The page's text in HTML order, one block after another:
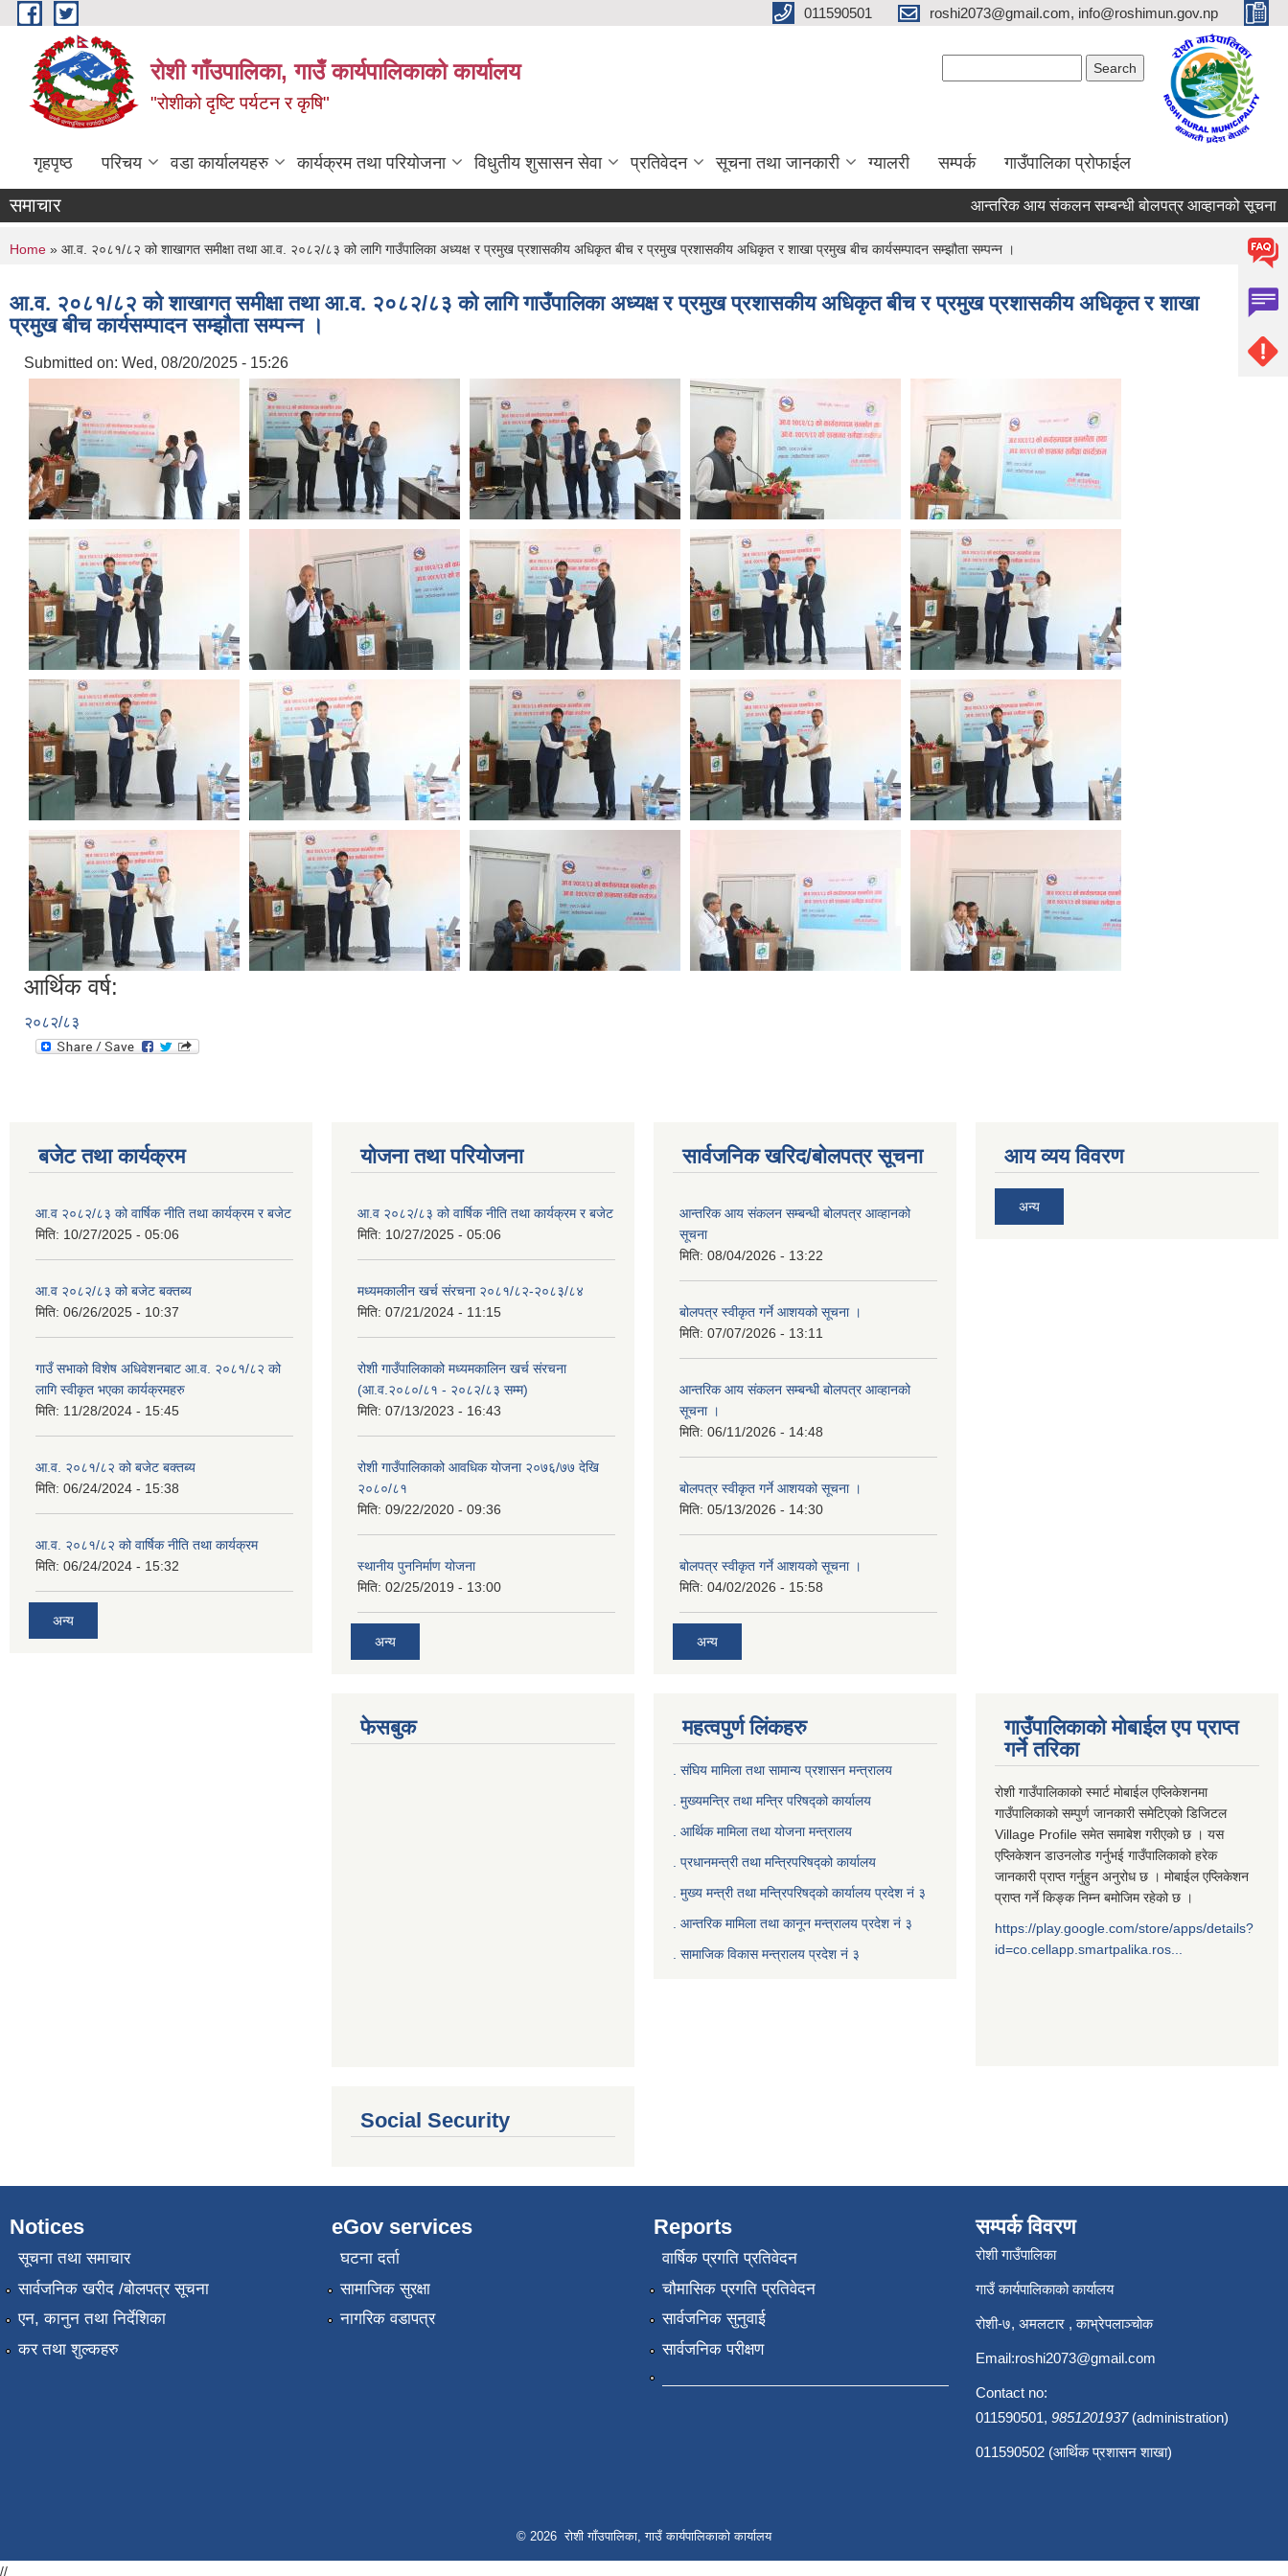
Skip to main content 011590501 roshi2073@gmail.com, info@roshimun.gov.np
रोशी गाँउपालिका, गाउँ कार्यपालिकाको कार्यालय
"रोशीको दृष्टि पर्यटन र कृषि"
गृहपृष्ठ परिचय वडा कार्यालयहरु कार्यक्रम तथा परियोजना विधुतीय शुसासन सेवा प्रतिवेदन सूचना तथा जानकारी ग्यालरी सम्पर्क गाउँपालिका प्रोफाईल
समाचार आन्तरिक आय संकलन सम्बन्धी बोलपत्र आव्हानको सूचना
You are here
Home » आ.व. २०८१/८२ को शाखागत समीक्षा तथा आ.व. २०८२/८३ को लागि गाउँपालिका अध्यक्ष र प्रमुख प्रशासकीय अधिकृत बीच र प्रमुख प्रशासकीय अधिकृत र शाखा प्रमुख बीच कार्यसम्पादन सम्झौता सम्पन्न ।
आ.व. २०८१/८२ को शाखागत समीक्षा तथा आ.व. २०८२/८३ को लागि गाउँपालिका अध्यक्ष र प्रमुख प्रशासकीय अधिकृत बीच र प्रमुख प्रशासकीय अधिकृत र शाखा
प्रमुख बीच कार्यसम्पादन सम्झौता सम्पन्न ।
Submitted on: Wed, 08/20/2025 - 15:26
आर्थिक वर्ष:
२०८२/८३
बजेट तथा कार्यक्रम
आ.व २०८२/८३ को वार्षिक नीति तथा कार्यक्रम र बजेट
मिति: 10/27/2025 - 05:06
आ.व २०८२/८३ को बजेट बक्तब्य
मिति: 06/26/2025 - 10:37
गाउँ सभाको विशेष अधिवेशनबाट आ.व. २०८१/८२ को
लागि स्वीकृत भएका कार्यक्रमहरु
मिति: 11/28/2024 - 15:45
आ.व. २०८१/८२ को बजेट बक्तब्य
मिति: 06/24/2024 - 15:38
आ.व. २०८१/८२ को वार्षिक नीति तथा कार्यक्रम
मिति: 06/24/2024 - 15:32
अन्य
योजना तथा परियोजना
आ.व २०८२/८३ को वार्षिक नीति तथा कार्यक्रम र बजेट
मिति: 10/27/2025 - 05:06
मध्यमकालीन खर्च संरचना २०८१/८२-२०८३/८४
मिति: 07/21/2024 - 11:15
रोशी गाउँपालिकाको मध्यमकालिन खर्च संरचना
(आ.व.२०८०/८१ - २०८२/८३ सम्म)
मिति: 07/13/2023 - 16:43
रोशी गाउँपालिकाको आवधिक योजना २०७६/७७ देखि
२०८०/८१
मिति: 09/22/2020 - 09:36
स्थानीय पुननिर्माण योजना
मिति: 02/25/2019 - 13:00
अन्य
सार्वजनिक खरिद/बोलपत्र सूचना
आन्तरिक आय संकलन सम्बन्धी बोलपत्र आव्हानको
सूचना
मिति: 08/04/2026 - 13:22
बोलपत्र स्वीकृत गर्ने आशयको सूचना ।
मिति: 07/07/2026 - 13:11
आन्तरिक आय संकलन सम्बन्धी बोलपत्र आव्हानको
सूचना ।
मिति: 06/11/2026 - 14:48
बोलपत्र स्वीकृत गर्ने आशयको सूचना ।
मिति: 05/13/2026 - 14:30
बोलपत्र स्वीकृत गर्ने आशयको सूचना ।
मिति: 04/02/2026 - 15:58
अन्य
आय व्यय विवरण
अन्य
फेसबुक
Social Security
महत्वपुर्ण लिंकहरु
. संघिय मामिला तथा सामान्य प्रशासन मन्त्रालय
. मुख्यमन्त्रि तथा मन्त्रि परिषद्को कार्यालय
. आर्थिक मामिला तथा योजना मन्त्रालय
. प्रधानमन्त्री तथा मन्त्रिपरिषद्को कार्यालय
मुख्य मन्त्री तथा मन्त्रिपरिषद्को कार्यालय प्रदेश नं ३
आन्तरिक मामिला तथा कानून मन्त्रालय प्रदेश नं ३
सामाजिक विकास मन्त्रालय प्रदेश नं ३
गाउँपालिकाको मोबाईल एप प्राप्त
गर्ने तरिका
रोशी गाउँपालिकाको स्मार्ट मोबाईल एप्लिकेशनमा
गाउँपालिकाको सम्पुर्ण जानकारी समेटिएको डिजिटल
Village Profile समेत समाबेश गरीएको छ । यस
एप्लिकेशन डाउनलोड गर्नुभई गाउँपालिकाको हरेक
जानकारी प्राप्त गर्नुहुन अनुरोध छ । मोबाईल एप्लिकेशन
प्राप्त गर्ने किङ्क निम्न बमोजिम रहेको छ ।
https://play.google.com/store/apps/details?
id=co.cellapp.smartpalika.ros...
Notices
सूचना तथा समाचार
सार्वजनिक खरीद /बोलपत्र सूचना
एन, कानुन तथा निर्देशिका
कर तथा शुल्कहरु
eGov services
घटना दर्ता
सामाजिक सुरक्षा
नागरिक वडापत्र
Reports
वार्षिक प्रगति प्रतिवेदन
चौमासिक प्रगति प्रतिवेदन
सार्वजनिक सुनुवाई
सार्वजनिक परीक्षण
सम्पर्क विवरण
रोशी गाउँपालिका
गाउँ कार्यपालिकाको कार्यालय
रोशी-७, अमलटार , काभ्रेपलाञ्चोक
Email:roshi2073@gmail.com
Contact no:
011590501, 9851201937(administration)
011590502 (आर्थिक प्रशासन शाखा)
© 2026 रोशी गाँउपालिका, गाउँ कार्यपालिकाको कार्यालय
//